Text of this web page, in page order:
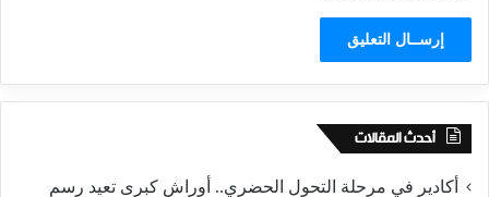
أحدث المقالات
أكادير في مرحلة التحول الحضري.. أوراش كبرى تعيد رسم